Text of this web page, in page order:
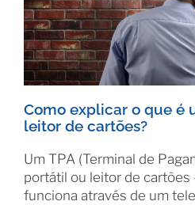
Como explicar o que é
leitor de cartões?
Um TPA (Terminal de
portátil ou leitor de cartões
funciona através de um